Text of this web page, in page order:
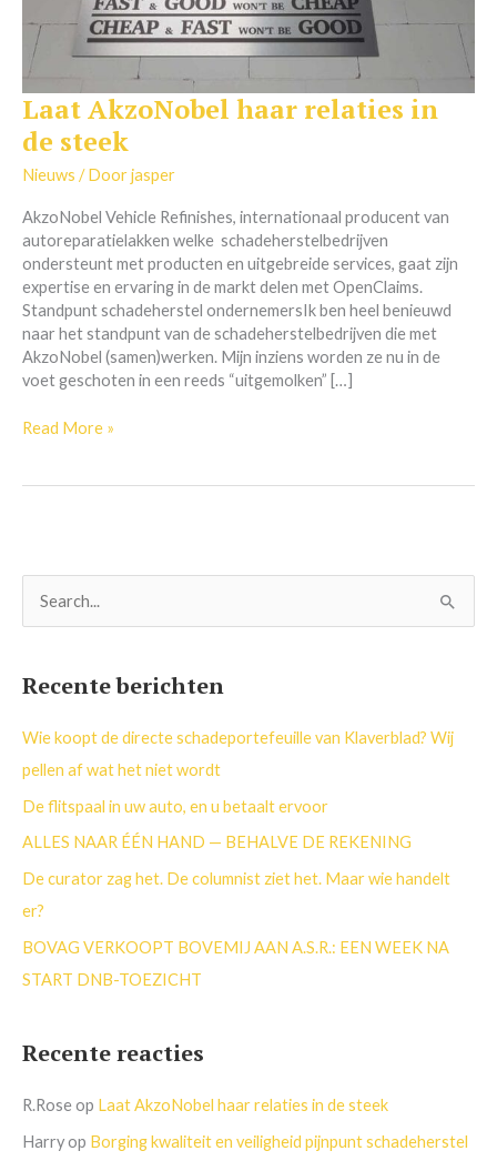
Laat AkzoNobel haar relaties in
de steek
Nieuws / Doorjasper
AkzoNobel Vehicle Refinishes, internationaal producent van
autoreparatielakken welke schadeherstelbedrijven
ondersteunt met producten en uitgebreide services, gaat zijn
expertise en ervaring in de markt delen met OpenClaims.
Standpunt schadeherstel ondernemersIk ben heel benieuwd
naar het standpunt van de schadeherstelbedrijven die met
AkzoNobel (samen)werken. Mijn inziens worden ze nu in de
voet geschoten in een reeds “uitgemolken” […]
Laat
AkzoNobel
haar
relaties
de
steek
Read More »
n
a
a
r
Recente berichten
Wie koopt de directe schadeportefeuille van Klaverblad? Wij
pellen af wat het niet wordt
De flitspaal in uw auto, en u betaalt ervoor
ALLES NAAR ÉÉN HAND — BEHALVE DE REKENING
De curator zag het. De columnist ziet het. Maar wie handelt
er?
BOVAG VERKOOPT BOVEMIJ AAN A.S.R.: EEN WEEK NA
START DNB-TOEZICHT
Recente reacties
R.Roseop Laat AkzoNobel haar relaties in de steek
Harryop Borging kwaliteit en veiligheid pijnpunt schadeherstel